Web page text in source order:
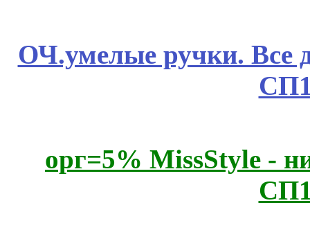
ОЧ.умелые ручки. Все
орг=5% MissStyle -